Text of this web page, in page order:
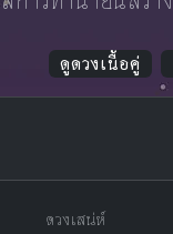
ดูดวงเนื้อคู่
ดวงเสน่ห์